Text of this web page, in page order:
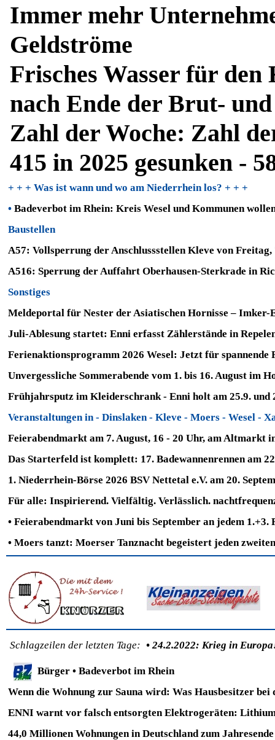
Immer mehr
Geldströme
Frisches Wasser für
nach Ende der Brut- und
Zahl der Woche: Zahl
415 in 2025 gesunken -
+ + + Was ist wann und wo am Niederrhein los? + + +
• Badeverbot im Rhein: Kreis Wesel und Kommunen
Baustellen
A57: Vollsperrung der Anschlussstellen Kleve von Freitag,
A516: Sperrung der Auffahrt Oberhausen-Sterkrade in
Sonstiges
Meldeportal für Nester der Asiatischen Hornisse – Imker-
Juli-Ablesung startet: Enni erfasst Zählerstände in
Ferienaktionsprogramm 2026 Wesel: Jetzt für spannende
Unvergessliche Sommerabende vom 1. bis 16. August im
Frühjahrsputz im Kleiderschrank - Enni holt am 25.9. und
Veranstaltungen in - Dinslaken- Kleve - Moers - Wesel -
Feierabendmarkt am 7. August, 16 - 20 Uhr, am Altmarkt
Das Starterfeld ist komplett: 17. Badewannenrennen am
1. Niederrhein-Börse 2026 BSV Nettetal e.V. am 20.
Für alle: Inspirierend. Vielfältig. Verlässlich.
• Feierabendmarkt von Juni bis September an jedem 1.+3.
• Moers tanzt: Moerser Tanznacht begeistert jeden
Schlagzeilen der letzten Tage: • 24.2.2022: Krieg in
Bürger • Badeverbot im Rhein
Wenn die Wohnung zur Sauna wird: Was Hausbesitzer
ENNI warnt vor falsch entsorgten Elektrogeräten:
44,0 Millionen Wohnungen in Deutschland zum